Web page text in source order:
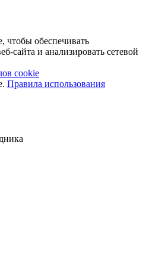
обеспечивать
сайта и анализировать сетевой
cookie
Правила использования